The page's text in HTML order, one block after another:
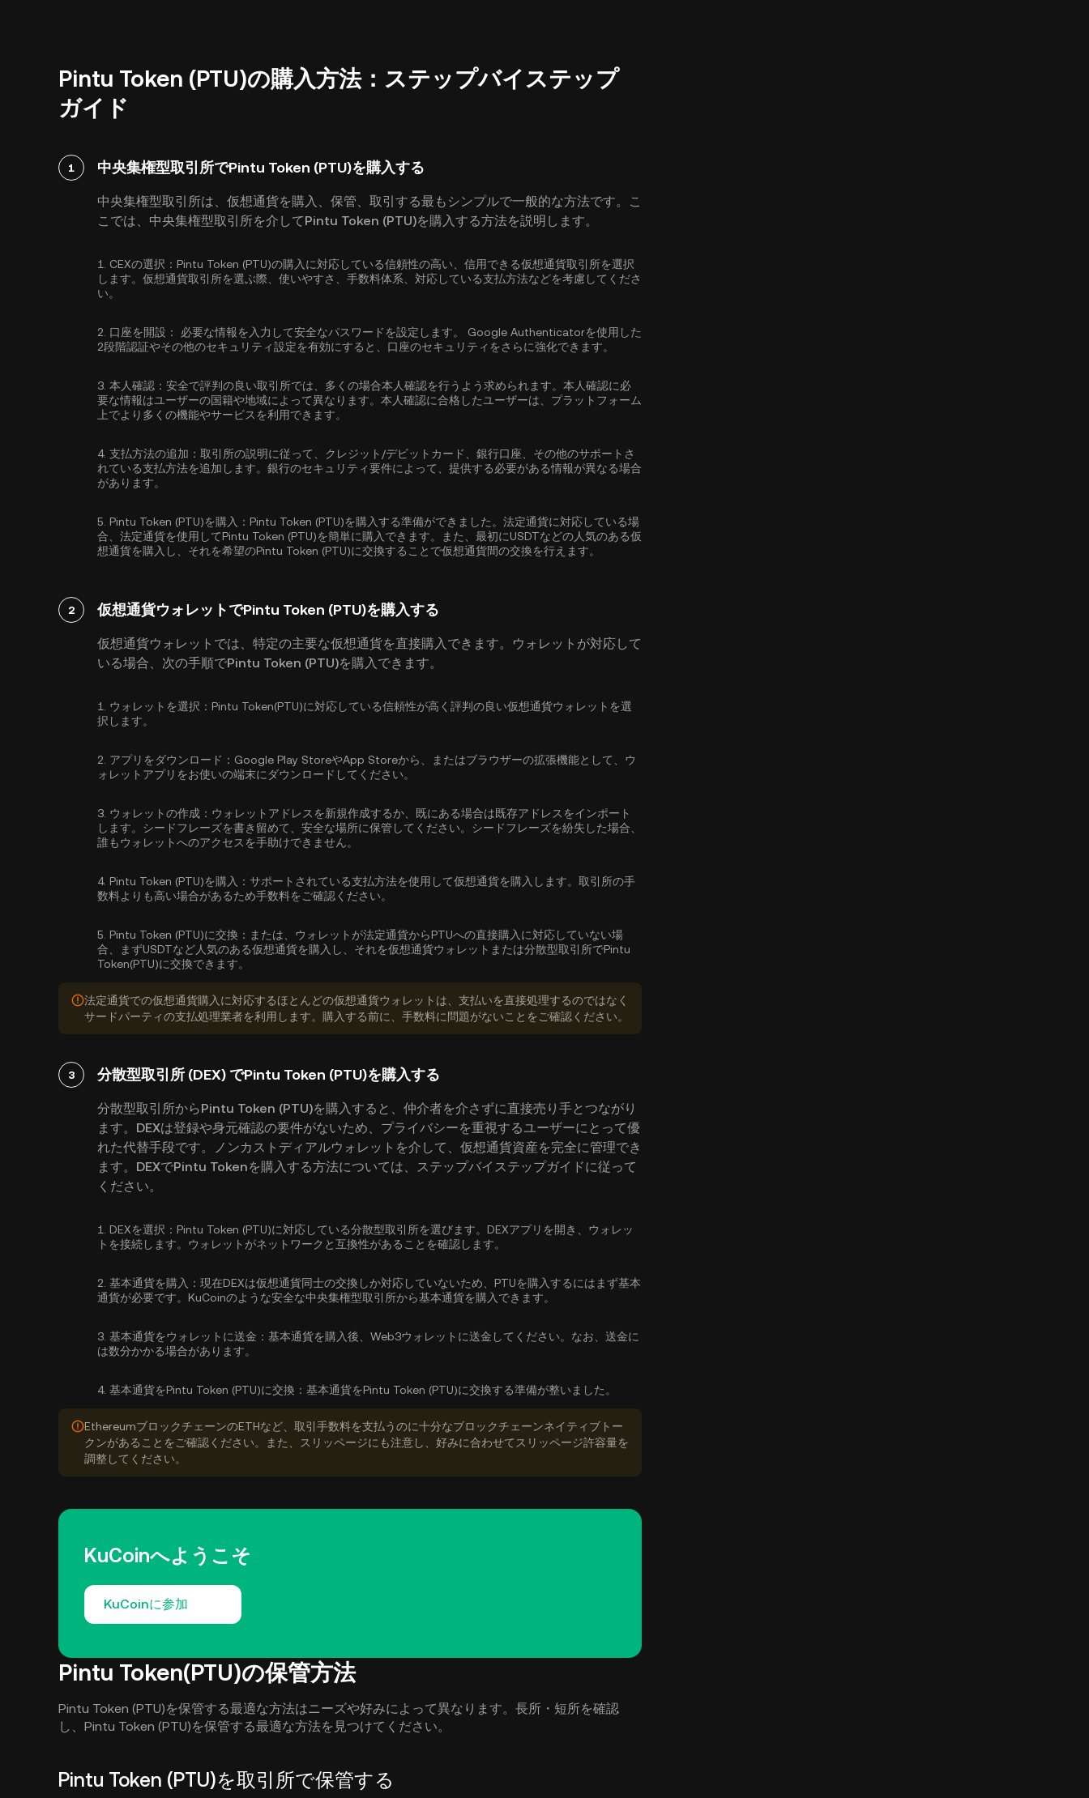
Pintu Token (PTU)の購入方法：ステップバイステップ
ガイド
1 中央集権型取引所でPintu Token (PTU)を購入する
中央集権型取引所は、仮想通貨を購入、保管、取引する最もシンプルで一般的な方法です。こ
こでは、中央集権型取引所を介してPintu Token (PTU)を購入する方法を説明します。
1. CEXの選択： Pintu Token (PTU)の購入に対応している信頼性の高い、信用できる仮想通貨取引所を選択
します。仮想通貨取引所を選ぶ際、使いやすさ、手数料体系、対応している支払方法などを考慮してくださ
い。
2. 口座を開設： 必要な情報を入力して安全なパスワードを設定します。 Google Authenticatorを使用した
2段階認証やその他のセキュリティ設定を有効にすると、口座のセキュリティをさらに強化できます。
3. 本人確認： 安全で評判の良い取引所では、多くの場合本人確認を行うよう求められます。本人確認に必
要な情報はユーザーの国籍や地域によって異なります。本人確認に合格したユーザーは、プラットフォーム
上でより多くの機能やサービスを利用できます。
4. 支払方法の追加： 取引所の説明に従って、クレジット/デビットカード、銀行口座、その他のサポートさ
れている支払方法を追加します。銀行のセキュリティ要件によって、提供する必要がある情報が異なる場合
があります。
5. Pintu Token (PTU)を購入： Pintu Token (PTU)を購入する準備ができました。法定通貨に対応している場
合、法定通貨を使用してPintu Token (PTU)を簡単に購入できます。また、最初にUSDTなどの人気のある仮
想通貨を購入し、それを希望のPintu Token (PTU)に交換することで仮想通貨間の交換を行えます。
2 仮想通貨ウォレットでPintu Token (PTU)を購入する
仮想通貨ウォレットでは、特定の主要な仮想通貨を直接購入できます。ウォレットが対応して
いる場合、次の手順でPintu Token (PTU)を購入できます。
1. ウォレットを選択： Pintu Token(PTU)に対応している信頼性が高く評判の良い仮想通貨ウォレットを選
択します。
2. アプリをダウンロード： Google Play StoreやApp Storeから、またはブラウザーの拡張機能として、ウ
ォレットアプリをお使いの端末にダウンロードしてください。
3. ウォレットの作成： ウォレットアドレスを新規作成するか、既にある場合は既存アドレスをインポート
します。シードフレーズを書き留めて、安全な場所に保管してください。シードフレーズを紛失した場合、
誰もウォレットへのアクセスを手助けできません。
4. Pintu Token (PTU)を購入： サポートされている支払方法を使用して仮想通貨を購入します。取引所の手
数料よりも高い場合があるため手数料をご確認ください。
5. Pintu Token (PTU)に交換： または、ウォレットが法定通貨からPTUへの直接購入に対応していない場
合、まずUSDTなど人気のある仮想通貨を購入し、それを仮想通貨ウォレットまたは分散型取引所でPintu
Token(PTU)に交換できます。
法定通貨での仮想通貨購入に対応するほとんどの仮想通貨ウォレットは、支払いを直接処理するのではなく
サードパーティの支払処理業者を利用します。購入する前に、手数料に問題がないことをご確認ください。
3 分散型取引所 (DEX) でPintu Token (PTU)を購入する
分散型取引所からPintu Token (PTU)を購入すると、仲介者を介さずに直接売り手とつながり
ます。DEXは登録や身元確認の要件がないため、プライバシーを重視するユーザーにとって優
れた代替手段です。ノンカストディアルウォレットを介して、仮想通貨資産を完全に管理でき
ます。DEXでPintu Tokenを購入する方法については、ステップバイステップガイドに従って
ください。
1. DEXを選択： Pintu Token (PTU)に対応している分散型取引所を選びます。DEXアプリを開き、ウォレッ
トを接続します。ウォレットがネットワークと互換性があることを確認します。
2. 基本通貨を購入： 現在DEXは仮想通貨同士の交換しか対応していないため、PTUを購入するにはまず基本
通貨が必要です。KuCoinのような安全な中央集権型取引所から基本通貨を購入 できます。
3. 基本通貨をウォレットに送金： 基本通貨を購入後、Web3ウォレットに送金してください。なお、送金に
は数分かかる場合があります。
4. 基本通貨をPintu Token (PTU)に交換： 基本通貨をPintu Token (PTU)に交換する準備が整いました。
EthereumブロックチェーンのETHなど、取引手数料を支払うのに十分なブロックチェーンネイティブトー
クンがあることをご確認ください。また、スリッページにも注意し、好みに合わせてスリッページ許容量を
調整してください。
KuCoinへようこそ
KuCoinに参加
Pintu Token(PTU)の保管方法
Pintu Token (PTU)を保管する最適な方法はニーズや好みによって異なります。長所・短所を確認
し、Pintu Token (PTU)を保管する最適な方法を見つけてください。
Pintu Token (PTU)を取引所で保管する